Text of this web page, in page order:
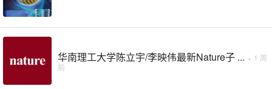
华南理工大学陈立宇/李映伟最新Nature子 ... · 1 周
前